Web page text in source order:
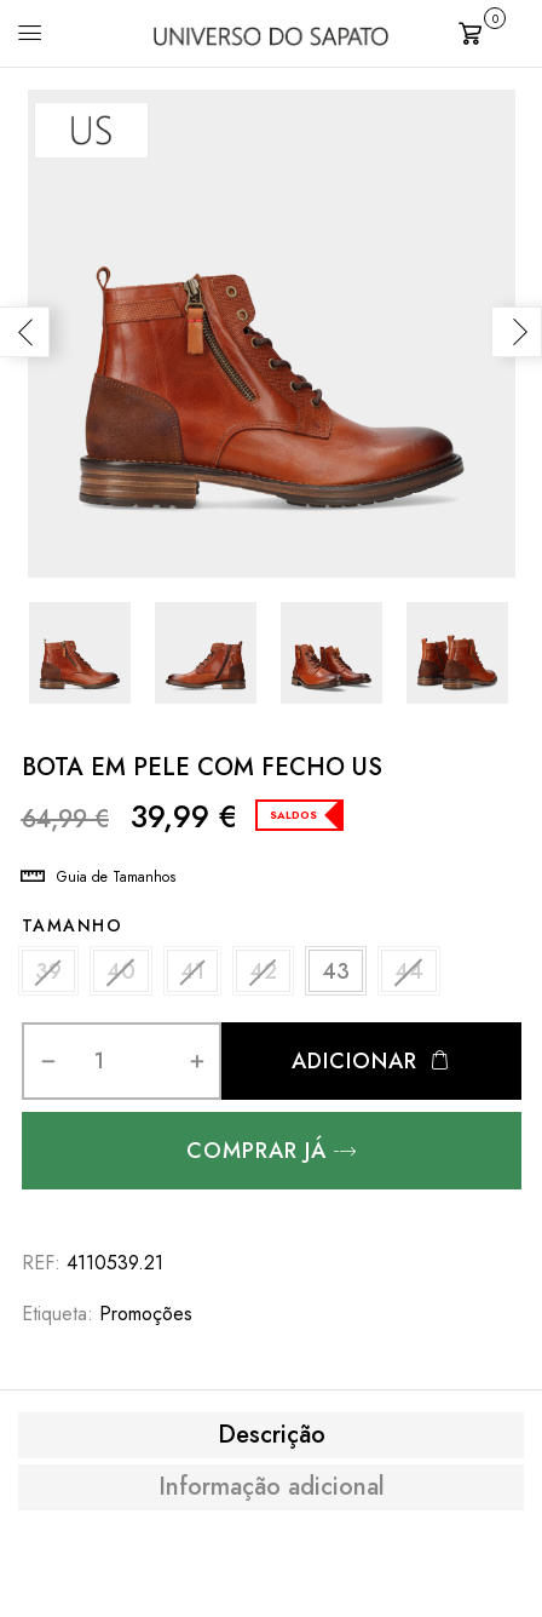
Carrinho
0
BOTA EM PELE COM FECHO US
64,99€ 39,99 € SALDOS
Guia de Tamanhos
TAMANHO
39 40 41 42 43 44
ADICIONAR
COMPRAR JÁ
REF: 4110539.21
Etiqueta: Promoções
Descrição
Informação adicional